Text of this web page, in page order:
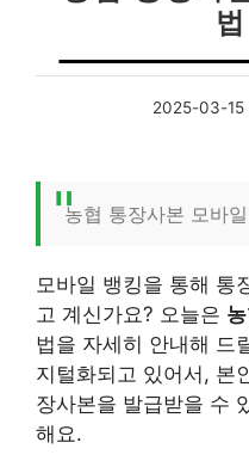
2025-03-15
농협 통장사본 모바
모바일 뱅킹을 통해 통
고 계신가요? 오늘은
법을 자세히 안내해 드
지털화되고 있어서, 본
장사본을 발급받을 수
해요.